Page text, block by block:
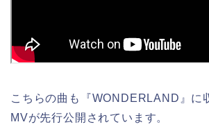
こちらの曲も『WONDERLAND』に
MVが先行公開されています。